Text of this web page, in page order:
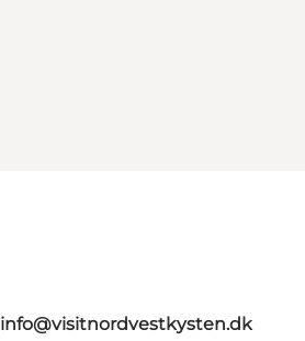
info@visitnordvestkysten.dk